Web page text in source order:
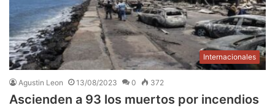
Internacionales
Agustin Leon 13/08/2023 0 372
Ascienden a 93 los muertos por incendios